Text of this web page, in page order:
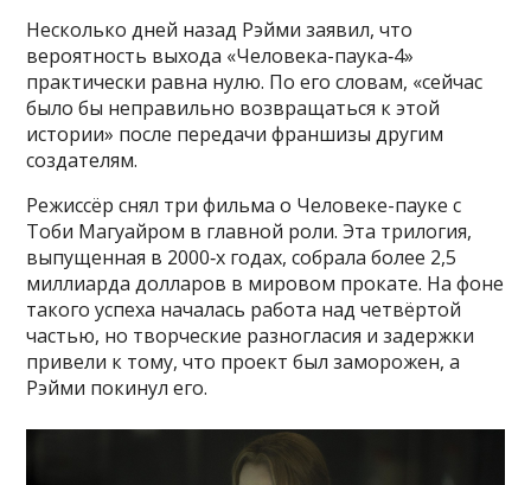
Несколько дней назад Рэйми заявил, что
вероятность выхода «Человека-паука‑4»
практически равна нулю. По его словам, «сейчас
было бы неправильно возвращаться к этой
истории» после передачи франшизы другим
создателям.
Режиссёр снял три фильма о Человеке-пауке с
Тоби Магуайром в главной роли. Эта трилогия,
выпущенная в 2000‑х годах, собрала более 2,5
миллиарда долларов в мировом прокате. На фоне
такого успеха началась работа над четвёртой
частью, но творческие разногласия и задержки
привели к тому, что проект был заморожен, а
Рэйми покинул его.